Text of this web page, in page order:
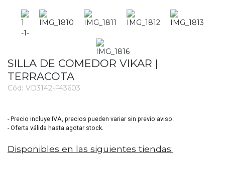
SILLA DE COMEDOR VIKAR |
TERRACOTA
Cód: VD3142-F43603
- Precio incluye IVA, precios pueden variar sin previo aviso.
- Oferta válida hasta agotar stock.
Disponibles en las siguientes tiendas: